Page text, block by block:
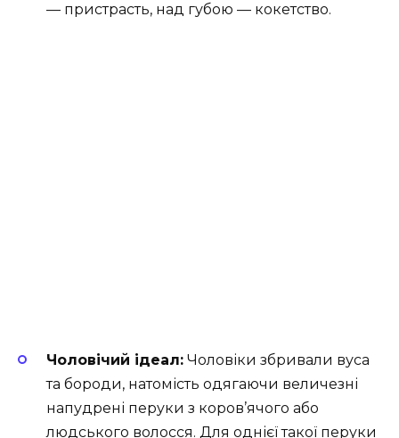
— пристрасть, над губою — кокетство.
Чоловічий ідеал: Чоловіки збривали вуса
та бороди, натомість одягаючи величезні
напудрені перуки з коров’ячого або
людського волосся. Для однієї такої перуки